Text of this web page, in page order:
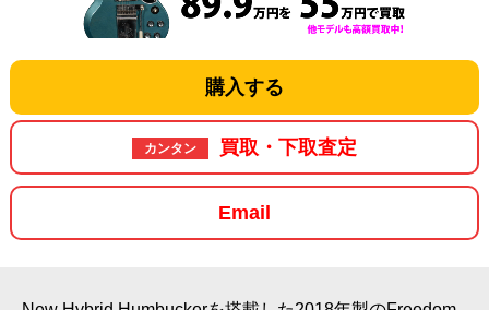
購入する
カンタン 買取・下取査定
Email